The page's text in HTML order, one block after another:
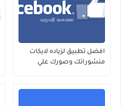
افضل تطبيق لزياده لايكات
منشوراتك وصورك علي